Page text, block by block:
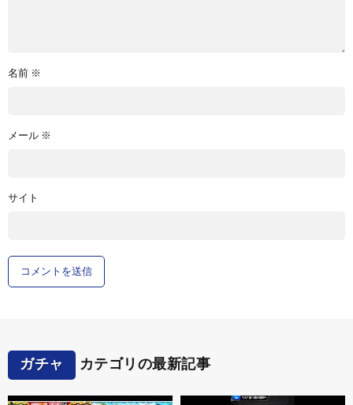
名前 ※
メール ※
サイト
ガチャ カテゴリの最新記事